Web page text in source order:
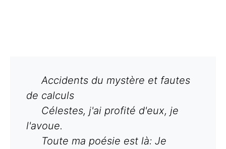
Accidents du mystère et fautes
de calculs
Célestes, j'ai profité d'eux, je
l'avoue.
Toute ma poésie est là: Je